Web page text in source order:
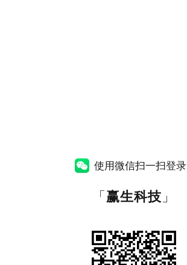
使用微信扫一扫登录
「赢生科技 」